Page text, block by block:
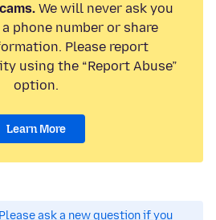
We will never ask you
phone number or share
Please report
using the “Report Abuse”
option.
Learn More
Please ask a new question if you